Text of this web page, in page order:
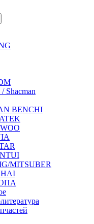
Shacman
BENCHI
MITSUBER